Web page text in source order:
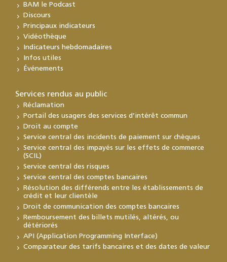
BAM le Podcast
Discours
Principaux indicateurs
Vidéothèque
Indicateurs hebdomadaires
Infos utiles
Événements
Services rendus au public
Réclamation
Portail des usagers des services d’intérêt commun
Droit au compte
Service central des incidents de paiement sur chèques
Service central des impayés sur les effets de commerce
(SCIL)
Service central des risques
Service central des comptes bancaires
Résolution des différends entre les établissements de
crédit et leur clientèle
Droit de communication des comptes bancaires
Remboursement des billets mutilés, altérés, ou
détériorés
API (Application Programming Interface)
Comparateur des tarifs bancaires et des dates de valeur